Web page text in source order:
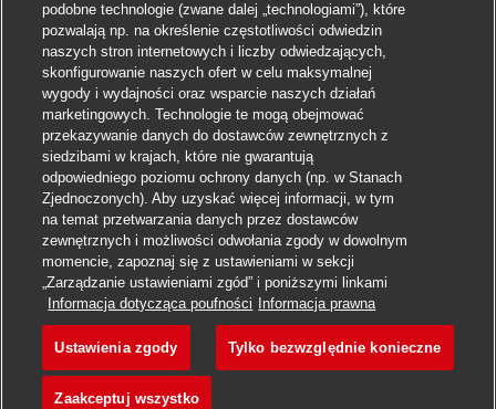
Aplikuj
Obserwuj Postbote für Pakete und
podobne technologie (zwane dalej „technologiami”), które
pozwalają np. na określenie częstotliwości odwiedzin
naszych stron internetowych i liczby odwiedzających,
skonfigurowanie naszych ofert w celu maksymalnej
wygody i wydajności oraz wsparcie naszych działań
marketingowych. Technologie te mogą obejmować
przekazywanie danych do dostawców zewnętrznych z
siedzibami w krajach, które nie gwarantują
odpowiedniego poziomu ochrony danych (np. w Stanach
Zjednoczonych). Aby uzyskać więcej informacji, w tym
na temat przetwarzania danych przez dostawców
zewnętrznych i możliwości odwołania zgody w dowolnym
momencie, zapoznaj się z ustawieniami w sekcji
„Zarządzanie ustawieniami zgód” i poniższymi linkami
Informacja dotycząca poufności
Informacja prawna
Ustawienia zgody Tylko bezwzględnie konieczne
Zaakceptuj wszystko